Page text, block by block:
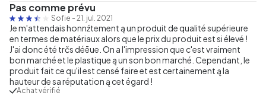
Pas comme prévu
Sofie - 21. jul. 2021
Je m'attendais honnźtement ą un produit de qualité supérieure
en termes de matériaux alors que le prix du produit est si élevé !
J'ai donc été trčs déēue. On a l'impression que c'est vraiment
bon marché et le plastique ą un son bon marché. Cependant, le
produit fait ce qu'il est censé faire et est certainement ą la
hauteur de sa réputation ą cet égard !
Achat vérifié